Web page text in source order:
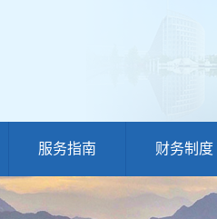
服务指南 财务制度